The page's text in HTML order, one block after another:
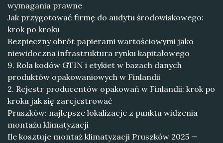
wymagania prawne
Jak przygotować firmę do audytu środowiskowego:
krok po kroku
Bezpieczny obrót papierami wartościowymi jako
niewidoczna infrastruktura rynku kapitałowego
9. Rola kodów GTIN i etykiet w bazach danych
produktów opakowaniowych w Finlandii
2. Rejestr producentów opakowań w Finlandii: krok po
kroku jak się zarejestrować
Pruszków: najlepsze lokalizacje z punktu widzenia
montażu klimatyzacji
Ile kosztuje montaż klimatyzacji Pruszków 2025 —